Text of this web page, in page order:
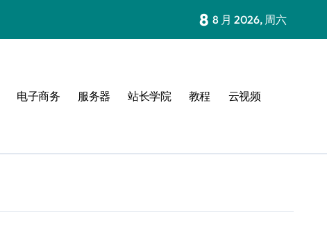
8 8 月 2026, 周六
电子商务 服务器 站长学院 教程 云视频